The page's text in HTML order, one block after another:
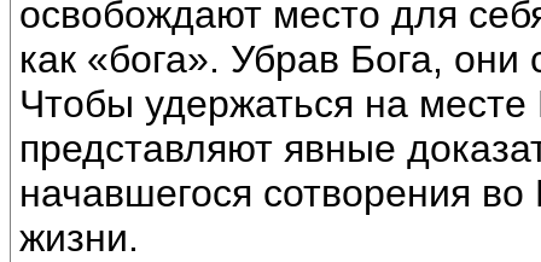
освобождают место для
как «бога». Убрав Бога,
Чтобы удержаться на месте
представляют явные
начавшегося сотворения
жизни.